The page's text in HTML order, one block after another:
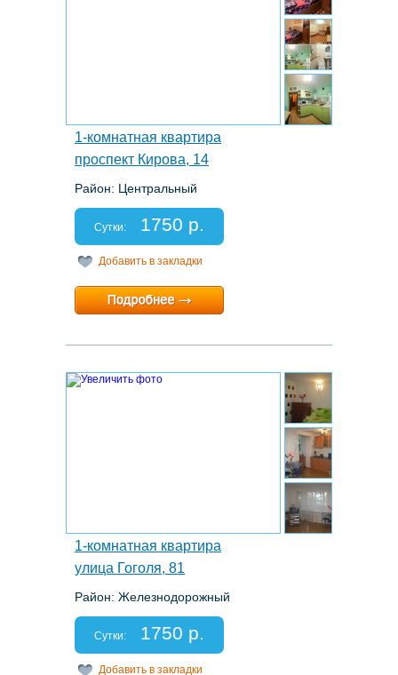
1-комнатная квартира
проспект Кирова, 14
Район: Центральный
Спальных мест: 2+1
Отчетные документы: есть
Сутки: 1750 р.
Добавить в закладки
Минимальный срок:1 суток
Расчетный час:12:00
1-комнатная квартира
улица Гоголя, 81
Район: Железнодорожный
Спальных мест: 2+2
Отчетные документы: есть
Сутки: 1750 р.
Добавить в закладки